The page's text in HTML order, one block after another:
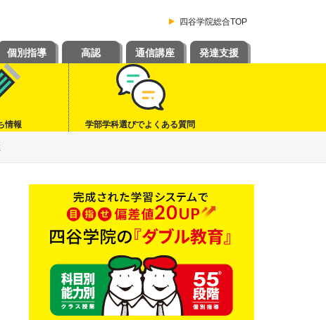
四谷学院総合TOP
個別指導 高認 通信講座 発達支援
情報 学部学科選びでよくある質問